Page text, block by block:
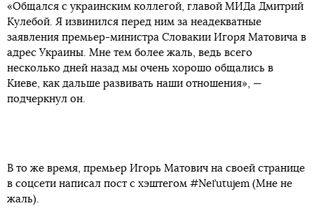
«Общался с украинским коллегой, главой МИДа Дмитрий
Кулебой. Я извинился перед ним за неадекватные
заявления премьер-министра Словакии Игоря Матовича в
адрес Украины. Мне тем более жаль, ведь всего
несколько дней назад мы очень хорошо общались в
Киеве, как дальше развивать наши отношения», —
подчеркнул он.
В то же время, премьер Игорь Матович на своей странице
в соцсети написал пост с хэштегом #Neľutujem (Мне не
жаль).